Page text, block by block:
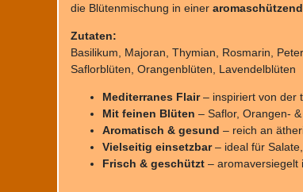
die Blütenmischung in einer
Zutaten:
Basilikum, Majoran, Thymian, Rosmarin,
Saflorblüten, Orangenblüten, Lavendelblüten
Mediterranes Flair– inspiriert von der
Mit feinen Blüten – Saflor, Orangen-
Aromatisch & gesund – reich an
Vielseitig einsetzbar– ideal für
Frisch & geschützt – aromaversiegelt